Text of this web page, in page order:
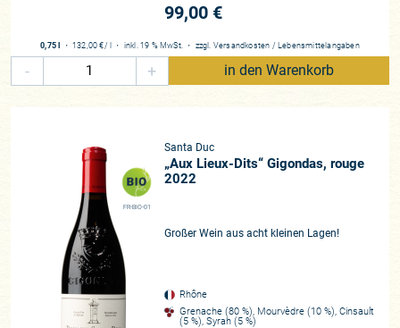
99,00 €
0,75 l ・ 132,00 € / l ・ inkl. 19 % MwSt. ・ zzgl. Versandkosten / Lebensmittelangaben
- + in den Warenkorb
FR-BIO-01
Santa Duc
„Aux Lieux-Dits“ Gigondas, rouge
2022
Großer Wein aus acht kleinen Lagen!
Rhône
Grenache (80 %), Mourvèdre (10 %), Cinsault
(5 %), Syrah (5 %)